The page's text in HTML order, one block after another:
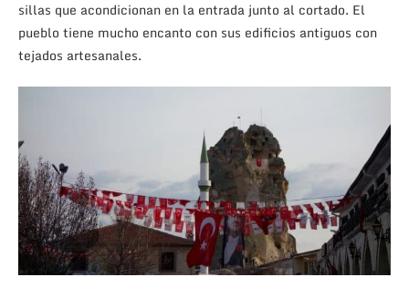
sillas que acondicionan en la entrada junto al cortado. El
pueblo tiene mucho encanto con sus edificios antiguos con
tejados artesanales.